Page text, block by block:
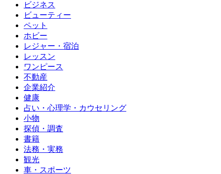
ビジネス
ビューティー
ペット
ホビー
レジャー・宿泊
レッスン
ワンピース
不動産
企業紹介
健康
占い・心理学・カウセリング
小物
探偵・調査
書籍
法務・実務
観光
車・スポーツ